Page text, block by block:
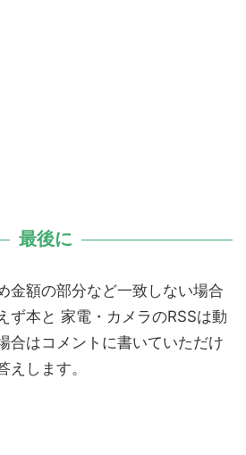
最後に
金額の部分など一致しない場合
ず本と 家電・カメラのRSSは動
合はコメントに書いていただけ
えします。